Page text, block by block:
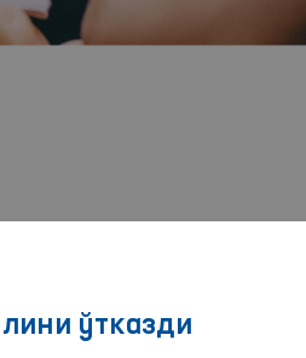
ўтказди